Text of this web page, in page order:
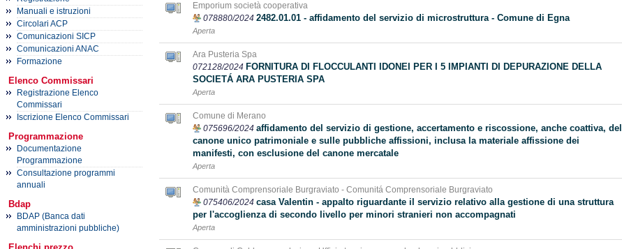
Manuali e istruzioni
Circolari ACP
Comunicazioni SICP
Comunicazioni ANAC
Formazione
Elenco Commissari
Registrazione Elenco
Commissari
Iscrizione Elenco Commissari
Programmazione
Documentazione
Programmazione
Consultazione programmi
annuali
Bdap
BDAP (Banca dati
amministrazioni pubbliche)
Emporium società cooperativa
078880/2024 2482.01.01 - affidamento del servizio di microstruttura - Comune di Egna
Aperta
Ara Pusteria Spa
072128/2024 FORNITURA DI FLOCCULANTI IDONEI PER I 5 IMPIANTI DI DEPURAZIONE DELLA
SOCIETÁ ARA PUSTERIA SPA
Aperta
Comune di Merano
075696/2024 affidamento del servizio di gestione, accertamento e riscossione, anche coattiva, del
canone unico patrimoniale e sulle pubbliche affissioni, inclusa la materiale affissione dei
manifesti, con esclusione del canone mercatale
Aperta
Comunità Comprensoriale Burgraviato - Comunitá Comprensoriale Burgraviato
075406/2024 casa Valentin - appalto riguardante il servizio relativo alla gestione di una struttura
per l'accoglienza di secondo livello per minori stranieri non accompagnati
Aperta